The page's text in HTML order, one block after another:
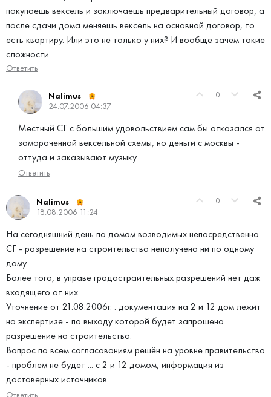
покупаешь вексель и заключаешь предварительный договор, а
после сдачи дома меняешь вексель на основной договор, то
есть квартиру. Или это не только у них? И вообще зачем такие
сложности.
Ответить
0
Nalimus
24.07.2006 04:37
Местный СГ с большим удовольствием сам бы отказался от
замороченной вексельной схемы, но деньги с москвы -
оттуда и заказывают музыку.
Ответить
0
Nalimus
18.08.2006 11:24
На сегодняшний день по домам возводимых непосредственно
СГ - разрешение на строительство неполучено ни по одному
дому.
Более того, в управе градостраительных разрешений нет даж
входящего от них.
Уточнение от 21.08.2006г. : документация на 2 и 12 дом лежит
на экспертизе - по выходу которой будет запрошено
разрешение на строительство.
Вопрос по всем согласованиям решён на уровне правительства
- проблем не будет ... с 2 и 12 домом, информация из
достоверных источников.
Ответить